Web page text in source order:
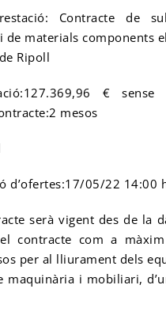
Contracte de
materials components
Ripoll
127.369,96 € sense
mesos
d’ofertes:17/05/22 14:00
serà vigent des de la
contracte com a
per al lliurament dels
maquinària i mobiliari,